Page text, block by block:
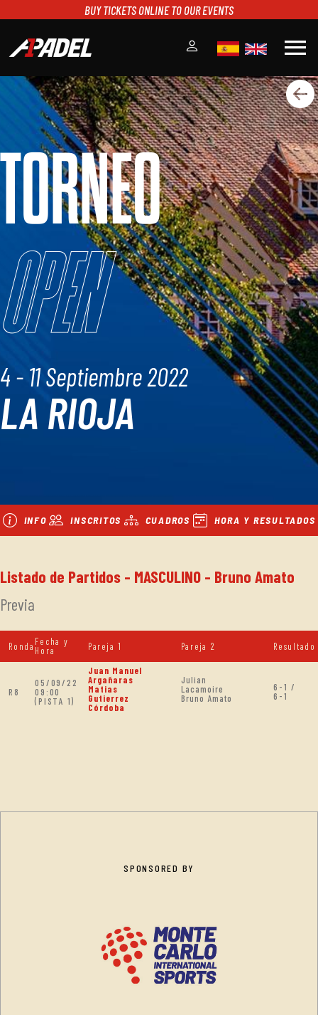
BUY TICKETS ONLINE TO OUR EVENTS
menu
A1PADEL
RANKING
CALENDARIO
TORNEOS
NOTICIAS
MULTIMEDIA
SCOREBOARD
STREAMING
TORNEO
Open
4 - 11 Septiembre 2022
LA RIOJA
INFO INSCRITOS CUADROS HORA Y RESULTADOS
Listado de Partidos - MASCULINO - Bruno Amato
Previa
Ronda Fecha y
Hora
Pareja 1 Pareja 2 Resultado
R8
05/09/22
09:00
(PISTA 1)
Juan Manuel
Argañaras
Matias
Gutierrez
Córdoba
Julian
Lacamoire
Bruno Amato
6-1 /
6-1
SPONSORED BY